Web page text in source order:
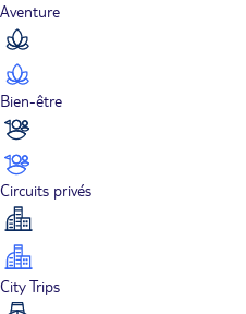
Aventure
Bien-être
Circuits privés
City Trips